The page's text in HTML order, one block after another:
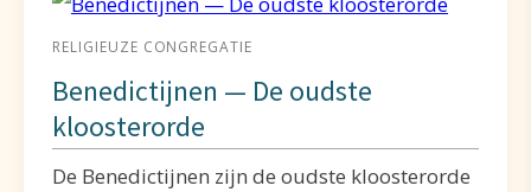
RELIGIEUZE CONGREGATIE
Benedictijnen — De oudste
kloosterorde
De Benedictijnen zijn de oudste kloosterorde